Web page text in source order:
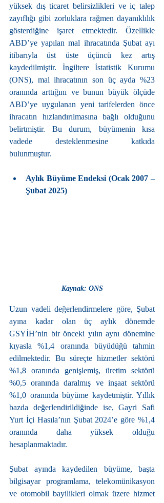
yüksek dış ticaret belirsizlikleri ve iç talep
zayıflığı gibi zorluklara rağmen dayanıklılık
gösterdiğine işaret etmektedir. Özellikle
ABD’ye yapılan mal ihracatında Şubat ayı
itibarıyla üst üste üçüncü kez artış
kaydedilmiştir. İngiltere İstatistik Kurumu
(ONS), mal ihracatının son üç ayda %23
oranında arttığını ve bunun büyük ölçüde
ABD’ye uygulanan yeni tarifelerden önce
ihracatın hızlandırılmasına bağlı olduğunu
belirtmiştir. Bu durum, büyümenin kısa
vadede desteklenmesine katkıda
bulunmuştur.
Aylık Büyüme Endeksi (Ocak 2007 –
Şubat 2025)
Kaynak: ONS
Uzun vadeli değerlendirmelere göre, Şubat
ayına kadar olan üç aylık dönemde
GSYİH’nin bir önceki yılın aynı dönemine
kıyasla %1,4 oranında büyüdüğü tahmin
edilmektedir. Bu süreçte hizmetler sektörü
%1,8 oranında genişlemiş, üretim sektörü
%0,5 oranında daralmış ve inşaat sektörü
%1,0 oranında büyüme kaydetmiştir. Yıllık
bazda değerlendirildiğinde ise, Gayri Safi
Yurt İçi Hasıla’nın Şubat 2024’e göre %1,4
oranında daha yüksek olduğu
hesaplanmaktadır.
Şubat ayında kaydedilen büyüme, başta
bilgisayar programlama, telekomünikasyon
ve otomobil bayilikleri olmak üzere hizmet